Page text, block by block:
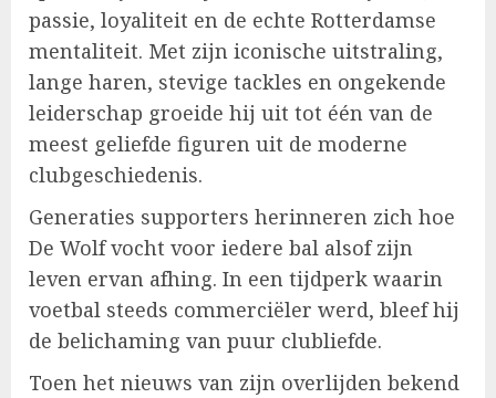
passie, loyaliteit en de echte Rotterdamse
mentaliteit. Met zijn iconische uitstraling,
lange haren, stevige tackles en ongekende
leiderschap groeide hij uit tot één van de
meest geliefde figuren uit de moderne
clubgeschiedenis.
Generaties supporters herinneren zich hoe
De Wolf vocht voor iedere bal alsof zijn
leven ervan afhing. In een tijdperk waarin
voetbal steeds commerciëler werd, bleef hij
de belichaming van puur clubliefde.
Toen het nieuws van zijn overlijden bekend